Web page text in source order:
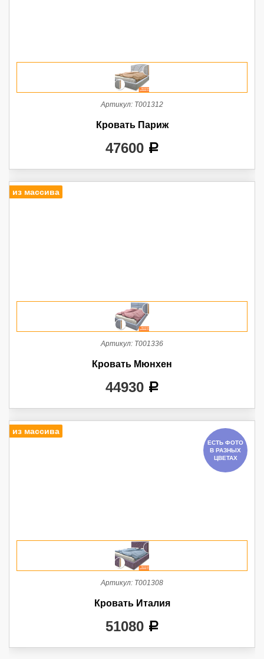
Артикул: Т001312
Кровать Париж
47600 a
из массива
Артикул: Т001336
Кровать Мюнхен
44930 a
из массива
ЕСТЬ ФОТО
В РАЗНЫХ
ЦВЕТАХ
Артикул: Т001308
Кровать Италия
51080 a